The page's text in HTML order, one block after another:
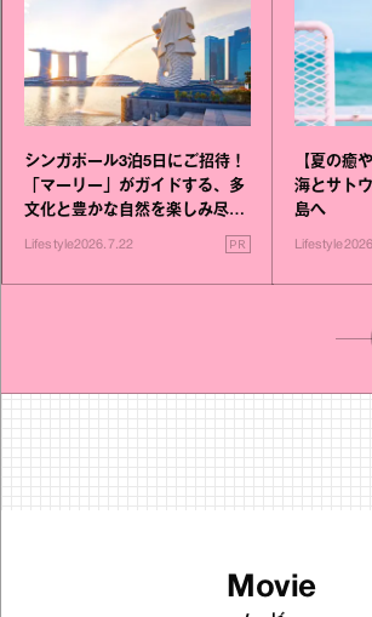
シンガポール3泊5日にご招待！
「マーリー」がガイドする、多
文化と豊かな自然を楽しみ尽く
Lifestyle2026.7.22 PR
【夏の癒
海とサト
島へ
Lifestyle
Movie